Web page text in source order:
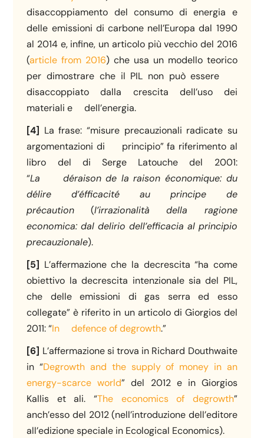
disaccoppiamento del consumo di energia e
delle emissioni di carbone nell’Europa dal 1990
al 2014 e, infine, un articolo più vecchio del 2016
(article from 2016) che usa un modello teorico
per dimostrare che il PIL non può essere
disaccoppiato dalla crescita dell’uso dei
materiali e dell’energia.
[4] La frase: “misure precauzionali radicate su
argomentazioni di principio” fa riferimento al
libro del di Serge Latouche del 2001:
“La
déraison de la raison économique: du
délire d’éfficacité au principe de
précaution (l’irrazionalità della ragione
economica: dal delirio dell’efficacia al principio
precauzionale).
[5] L’affermazione che la decrescita “ha come
obiettivo la decrescita intenzionale sia del PIL,
che delle emissioni di gas serra ed esso
collegate” è riferito in un articolo di Giorgios del
2011: “In defence of degrowth.”
[6] L’affermazione si trova in Richard Douthwaite
in “Degrowth and the supply of money in an
energy-scarce world” del 2012 e in Giorgios
Kallis et ali. “The economics of degrowth”
anch’esso del 2012 (nell’introduzione dell’editore
all’edizione speciale in Ecological Economics).